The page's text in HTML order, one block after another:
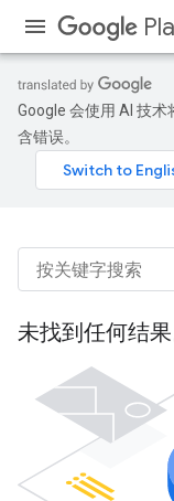
Google 会使用 AI 技
含错误。
未找到任何结果